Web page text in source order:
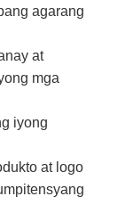
agarang
at
mga
iyong
at logo